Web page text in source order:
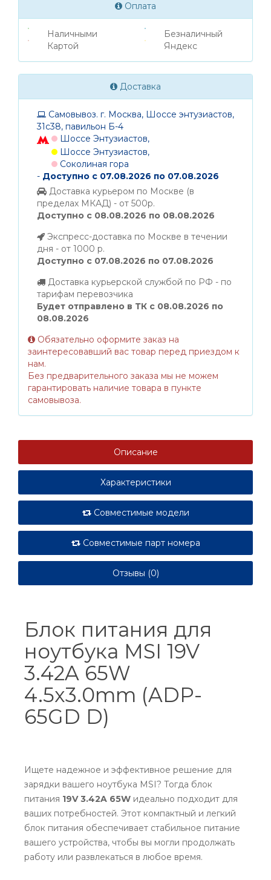
Оплата
Наличными
Картой
Безналичный
Яндекс
Доставка
Самовывоз. г. Москва, Шоссе энтузиастов,
31с38, павильон Б-4
Шоссе Энтузиастов,
Шоссе Энтузиастов,
Соколиная гора
- Доступно с 07.08.2026 по 07.08.2026
Доставка курьером по Москве (в
пределах МКАД) - от 500р.
Доступно с 08.08.2026 по 08.08.2026
Экспресс-доставка по Москве в течении
дня - от 1000 р.
Доступно с 07.08.2026 по 07.08.2026
Доставка курьерской службой по РФ - по
тарифам перевозчика
Будет отправлено в ТК с 08.08.2026 по
08.08.2026
Обязательно оформите заказ на
заинтересовавший вас товар перед приездом к
нам.
Без предварительного заказа мы не можем
гарантировать наличие товара в пункте
самовывоза.
Описание
Характеристики
Совместимые модели
Совместимые парт номера
Отзывы (0)
Блок питания для
ноутбука MSI 19V
3.42A 65W
4.5x3.0mm (ADP-
65GD D)
Ищете надежное и эффективное решение для
зарядки вашего ноутбука MSI? Тогда блок
питания 19V 3.42A 65W идеально подходит для
ваших потребностей. Этот компактный и легкий
блок питания обеспечивает стабильное питание
вашего устройства, чтобы вы могли продолжать
работу или развлекаться в любое время.